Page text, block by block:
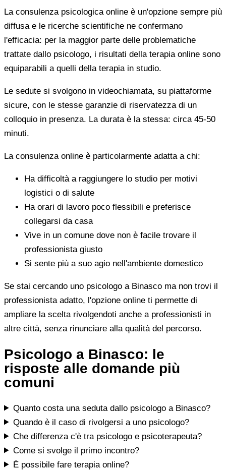
La consulenza psicologica online è un'opzione sempre più
diffusa e le ricerche scientifiche ne confermano
l'efficacia: per la maggior parte delle problematiche
trattate dallo psicologo, i risultati della terapia online sono
equiparabili a quelli della terapia in studio.
Le sedute si svolgono in videochiamata, su piattaforme
sicure, con le stesse garanzie di riservatezza di un
colloquio in presenza. La durata è la stessa: circa 45-50
minuti.
La consulenza online è particolarmente adatta a chi:
Ha difficoltà a raggiungere lo studio per motivi
logistici o di salute
Ha orari di lavoro poco flessibili e preferisce
collegarsi da casa
Vive in un comune dove non è facile trovare il
professionista giusto
Si sente più a suo agio nell'ambiente domestico
Se stai cercando uno psicologo a Binasco ma non trovi il
professionista adatto, l'opzione online ti permette di
ampliare la scelta rivolgendoti anche a professionisti in
altre città, senza rinunciare alla qualità del percorso.
Psicologo a Binasco: le
risposte alle domande più
comuni
Quanto costa una seduta dallo psicologo a Binasco?
Quando è il caso di rivolgersi a uno psicologo?
Che differenza c'è tra psicologo e psicoterapeuta?
Come si svolge il primo incontro?
È possibile fare terapia online?